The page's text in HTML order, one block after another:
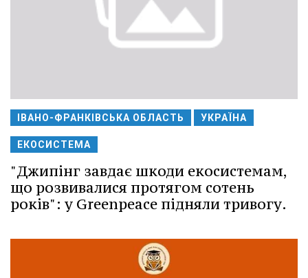
ІВАНО-ФРАНКІВСЬКА ОБЛАСТЬ УКРАЇНА
ЕКОСИСТЕМА
"Джипінг завдає шкоди екосистемам,
що розвивалися протягом сотень
років": у Greenpeace підняли тривогу.